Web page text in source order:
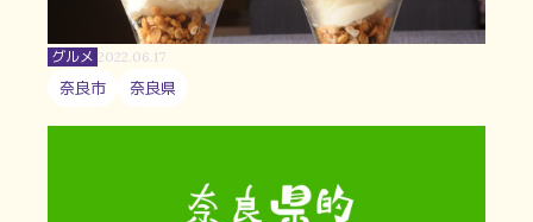
グルメ 2022.06.17
奈良市 奈良県